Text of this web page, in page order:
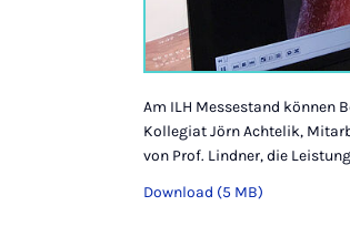
Am ILH Messestand können
Kollegiat Jörn Achtelik,
von Prof. Lindner, die
Download (5 MB)